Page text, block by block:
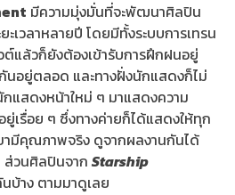
มีความมุ่งมั่นที่จะพัฒนาศิลปิน
เวลาหลายปี โดยมีทั้งระบบการเทรน
แล้วก็ยังต้องเข้ารับการฝึกฝนอยู่
นอยู่ตลอด และทางฝั่งนักแสดงก็ไม่
แสดงหน้าใหม่ ๆ มาแสดงความ
ยู่เรื่อย ๆ ซึ่งทางค่ายก็ได้แสดงให้ทุก
ามีคุณภาพจริง ดูจากผลงานกันได้
ส่วนศิลปินจาก Starship
บ้าง ตามมาดูเลย